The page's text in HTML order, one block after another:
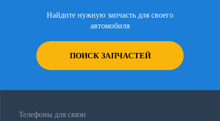
Найдите нужную запчасть для своего
автомобиля
ПОИСК ЗАПЧАСТЕЙ
Телефоны для связи